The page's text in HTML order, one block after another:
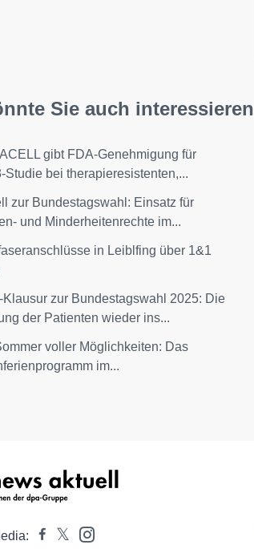
Sie auch interessieren
gibt FDA-Genehmigung für
Studie bei therapieresistenten,...
zur Bundestagswahl: Einsatz für
und Minderheitenrechte im...
in Leiblfing über 1&1
Klausur zur Bundestagswahl 2025: Die
der Patienten wieder ins...
voller Möglichkeiten: Das
im...